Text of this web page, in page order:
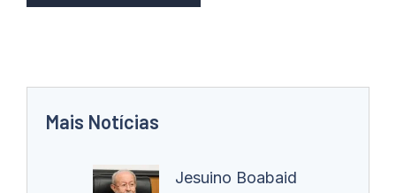
Mais Notícias
Jesuino Boabaid